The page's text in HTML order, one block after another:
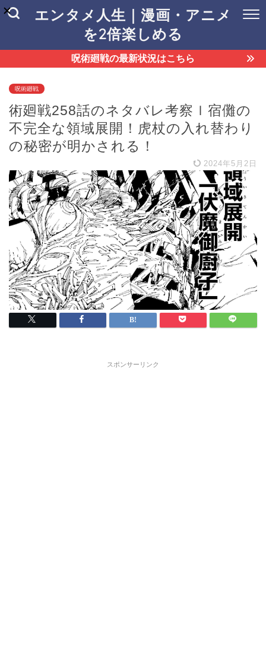
エンタメ人生｜漫画・アニメ
を2倍楽しめる
呪術廻戦の最新状況はこちら
呪術廻戦
術廻戦258話のネタバレ考察ｌ宿儺の
不完全な領域展開！虎杖の入れ替わり
の秘密が明かされる！
2024年5月2日
スポンサーリンク